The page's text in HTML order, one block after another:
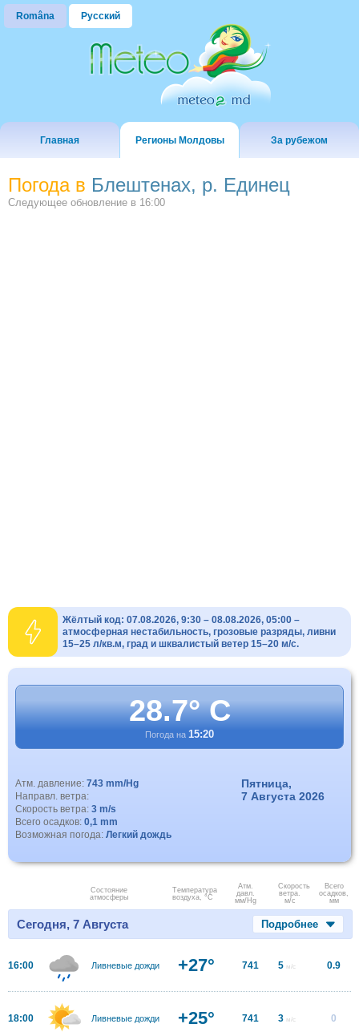
Româna Русский
Главная Регионы Молдовы За рубежом
Погода в Блештенах, р. Единец
Следующее обновление в 16:00
Жёлтый код: 07.08.2026, 9:30 – 08.08.2026, 05:00 –
атмосферная нестабильность, грозовые разряды, ливни
15–25 л/кв.м, град и шквалистый ветер 15–20 м/с.
28.7° C
Погода на 15:20
Атм. давление: 743 mm/Hg
Направл. ветра:
Скорость ветра: 3 m/s
Всего осадков: 0,1 mm
Возможная погода: Легкий дождь
Пятница,
7 Августа 2026
Состояние
атмосферы
Температура
воздуха, °C
Атм.
давл.
мм/Hg
Скорость
ветра.
м/с
Всего
осадков,
мм
Сегодня, 7 Августа Подробнее
16:00 Ливневые дожди +27° 741 5 м/с 0.9
18:00 Ливневые дожди +25° 741 3 м/с 0